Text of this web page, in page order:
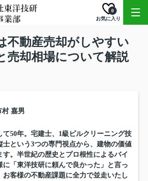
お気に入り
0
不動産売却がしやすい
売却相場について解説
村 嘉男
て50年。宅建士、1級ビルクリーニング技
士という3つの専門視点から、建物の価値
す。半世紀の歴史とプロ根性によるバイ
に「東洋技研に頼んで良かった」と言っ
お客様の不動産課題に全力で並走いたし